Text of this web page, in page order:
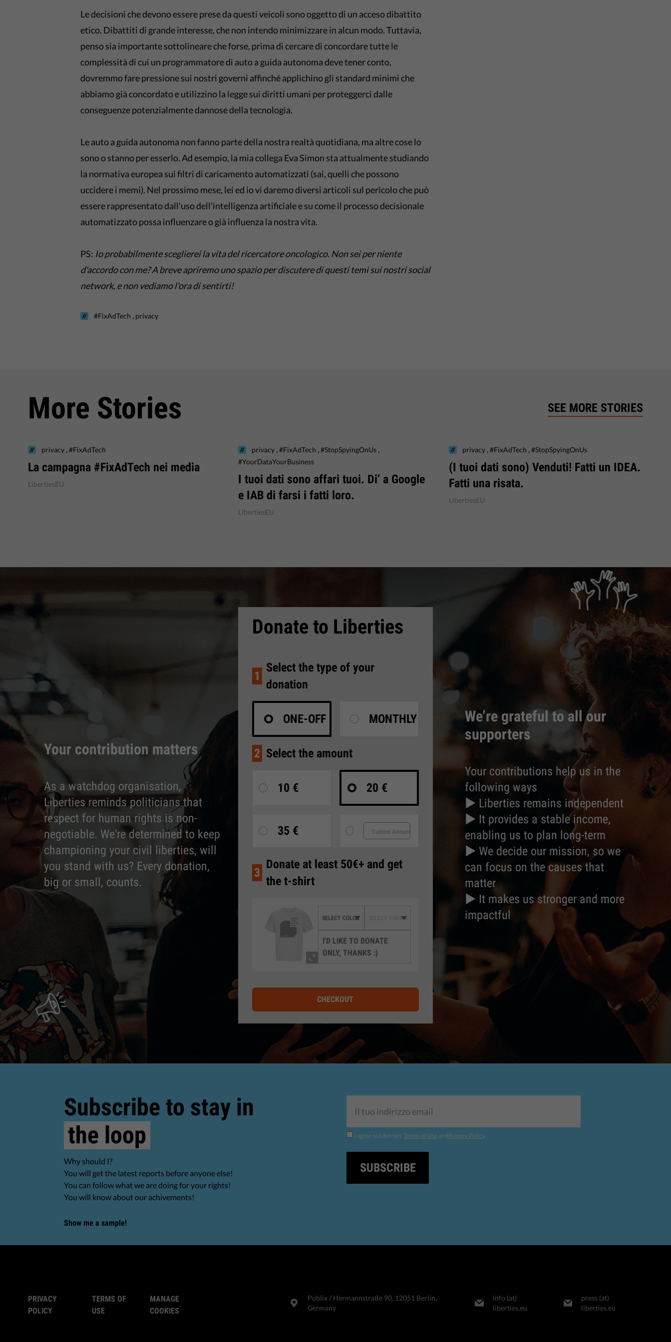
Le decisioni che devono essere prese da questi veicoli sono oggetto di un acceso dibattito
etico. Dibattiti di grande interesse, che non intendo minimizzare in alcun modo. Tuttavia,
penso sia importante sottolineare che forse, prima di cercare di concordare tutte le
complessità di cui un programmatore di auto a guida autonoma deve tener conto,
dovremmo fare pressione sui nostri governi affinché applichino gli standard minimi che
abbiamo già concordato e utilizzino la legge sui diritti umani per proteggerci dalle
conseguenze potenzialmente dannose della tecnologia.
Le auto a guida autonoma non fanno parte della nostra realtà quotidiana, ma altre cose lo
sono o stanno per esserlo. Ad esempio, la mia collega Eva Simon sta attualmente studiando
la normativa europea sui filtri di caricamento automatizzati (sai, quelli che possono
uccidere i memi). Nel prossimo mese, lei ed io vi daremo diversi articoli sul pericolo che può
essere rappresentato dall'uso dell'intelligenza artificiale e su come il processo decisionale
automatizzato possa influenzare o già influenza la nostra vita.
PS: Io probabilmente sceglierei la vita del ricercatore oncologico. Non sei per niente
d'accordo con me? A breve apriremo uno spazio per discutere di questi temi sui nostri social
network, e non vediamo l'ora di sentirti!
#FixAdTech , privacy
More Stories SEE MORE STORIES
privacy ,#FixAdTech
La campagna #FixAdTech nei media
LibertiesEU
privacy ,#FixAdTech ,#StopSpyingOnUs ,
#YourDataYourBusiness
I tuoi dati sono affari tuoi. Di’ a Google
e IAB di farsi i fatti loro.
LibertiesEU
privacy ,#FixAdTech ,#StopSpyingOnUs
(I tuoi dati sono) Venduti! Fatti un IDEA.
Fatti una risata.
LibertiesEU
Your contribution matters
As a watchdog organisation,
Liberties reminds politicians that
respect for human rights is non-
negotiable. We're determined to keep
championing your civil liberties, will
you stand with us? Every donation,
big or small, counts.
Donate to Liberties
1
Select the type of your
donation
ONE-OFF MONTHLY
2 Select the amount
10 € 20 €
35 €
3
Donate at least 50€+ and get
the t-shirt
I'D LIKE TO DONATE
ONLY, THANKS :)
CHECKOUT
We’re grateful to all our
supporters
Your contributions help us in the
following ways
► Liberties remains independent
► It provides a stable income,
enabling us to plan long-term
► We decide our mission, so we
can focus on the causes that
matter
► It makes us stronger and more
impactful
Subscribe to stay in
the loop
Why should I?
You will get the latest reports before anyone else!
You can follow what we are doing for your rights!
You will know about our achivements!
Show me a sample!
I agree to Liberties' Terms of Use andPrivacy Policy.
SUBSCRIBE
PRIVACY
POLICY
TERMS OF
USE
MANAGE
COOKIES
Publix​ / Hermannstraße 90, 12051 Berlin,
Germany
info (at)
liberties.eu
press (at)
liberties.eu